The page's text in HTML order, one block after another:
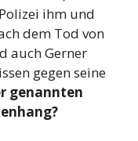
ihm und
dem Tod von
auch Gerner
gegen seine
genannten